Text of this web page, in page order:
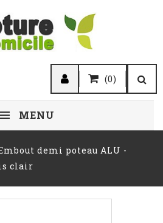
(0)
MENU
demi poteau ALU -
clair